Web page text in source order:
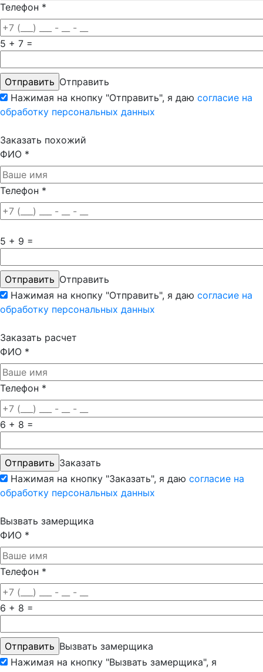
Телефон *
5 + 7 =
Отправить
Нажимая на кнопку "Отправить", я даю согласие на
обработку персональных данных
Заказать похожий
ФИО *
Телефон *
5 + 9 =
Отправить
Нажимая на кнопку "Отправить", я даю согласие на
обработку персональных данных
Заказать расчет
ФИО *
Телефон *
6 + 8 =
Заказать
Нажимая на кнопку "Заказать", я даю согласие на
обработку персональных данных
Вызвать замерщика
ФИО *
Телефон *
6 + 8 =
Вызвать замерщика
Нажимая на кнопку "Вызвать замерщика", я